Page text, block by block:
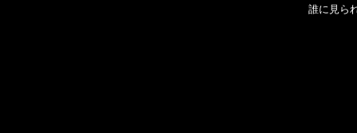
誰に見ら